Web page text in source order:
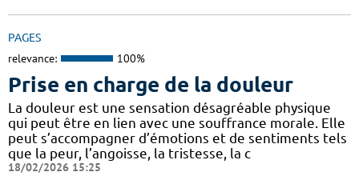
PAGES
relevance: 100%
Prise en charge de la douleur
La douleur est une sensation désagréable physique
qui peut être en lien avec une souffrance morale. Elle
peut s’accompagner d’émotions et de sentiments tels
que la peur, l’angoisse, la tristesse, la c
18/02/2026 15:25